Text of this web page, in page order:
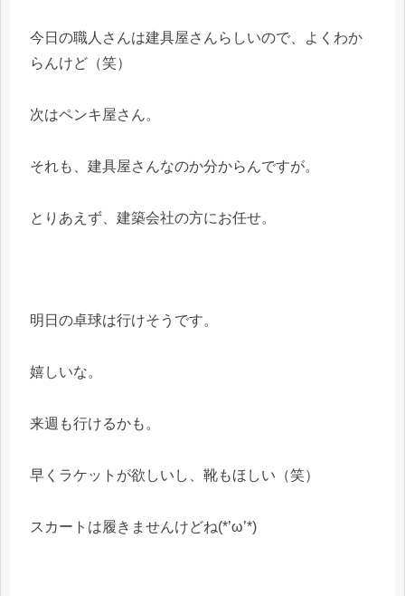
今日の職人さんは建具屋さんらしいので、よくわか
らんけど（笑）
次はペンキ屋さん。
それも、建具屋さんなのか分からんですが。
とりあえず、建築会社の方にお任せ。
明日の卓球は行けそうです。
嬉しいな。
来週も行けるかも。
早くラケットが欲しいし、靴もほしい（笑）
スカートは履きませんけどね(*’ω’*)